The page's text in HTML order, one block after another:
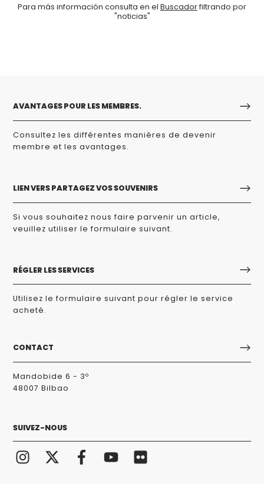
Para más información consulta en el Buscadorfiltrando por
"noticias"
AVANTAGES POUR LES MEMBRES.
Consultez les différentes manières de devenir
membre et les avantages.
LIEN VERS PARTAGEZ VOS SOUVENIRS
Si vous souhaitez nous faire parvenir un article,
veuillez utiliser le formulaire suivant.
RÉGLER LES SERVICES
Utilisez le formulaire suivant pour régler le service
acheté.
CONTACT
Mandobide 6 - 3º
48007 Bilbao
SUIVEZ-NOUS